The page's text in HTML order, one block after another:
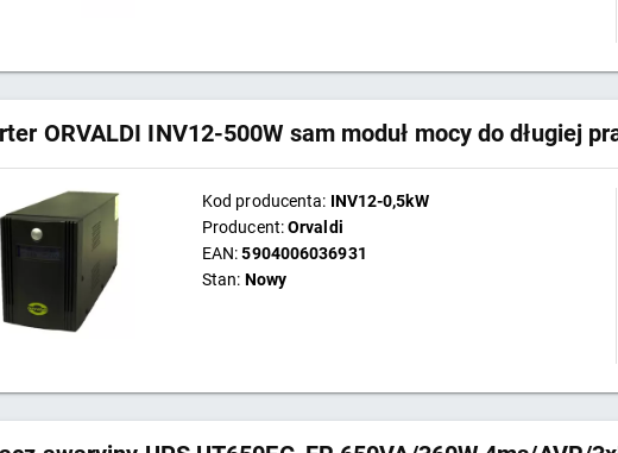
ORVALDI INV12-500W sam moduł mocy do długiej
Kod producenta: INV12-0,5kW
Producent:Orvaldi
EAN:5904006036931
Stan: Nowy